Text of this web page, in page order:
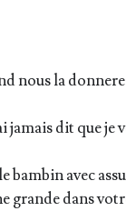
nous la
dit que je
avec
grande dans